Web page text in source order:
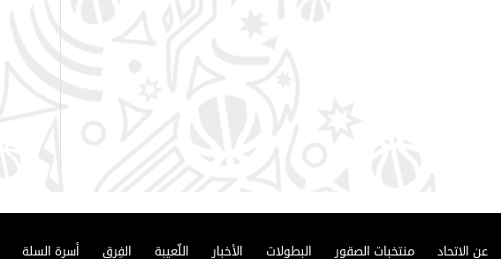
عن الاتحاد منتخبات الصقور البطولات الأخبار اللّعيبة الفِرق أسرة السلة